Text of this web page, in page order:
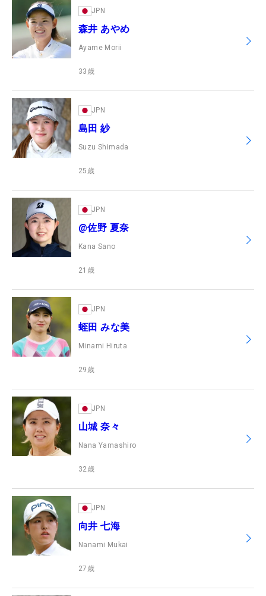
JPN
森井 あやめ
Ayame Morii
33 歳
JPN
島田 紗
Suzu Shimada
25 歳
JPN
@佐野 夏奈
Kana Sano
21 歳
JPN
蛭田 みな美
Minami Hiruta
29 歳
JPN
山城 奈々
Nana Yamashiro
32歳
JPN
向井 七海
Nanami Mukai
27 歳